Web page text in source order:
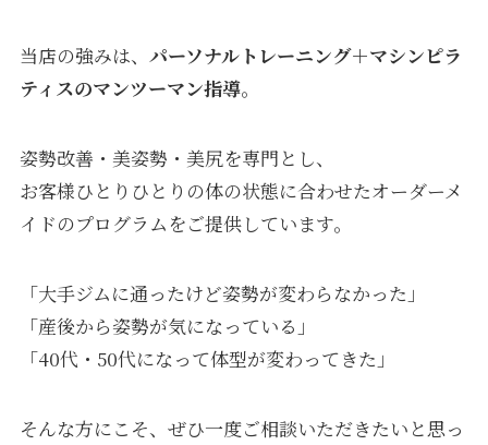
当店の強みは、 パーソナルトレーニング＋マシンピラ
ティスのマンツーマン指導。
姿勢改善・美姿勢・美尻を専門とし、
お客様ひとりひとりの体の状態に合わせたオーダーメ
イドのプログラムをご提供しています。
「大手ジムに通ったけど姿勢が変わらなかった」
「産後から姿勢が気になっている」
「40代・50代になって体型が変わってきた」
そんな方にこそ、ぜひ一度ご相談いただきたいと思っ